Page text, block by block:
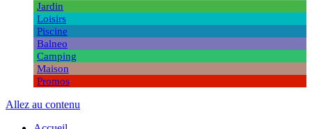
Jardin
Loisirs
Piscine
Balneo
Camping
Maison
Promos
Allez au contenu